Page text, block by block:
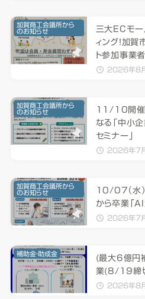
三大ECモー
ィング！加賀
ト参加事業
2026年8
加賀商工会議所から
のお知らせ
11/10開催
なる「中小
セミナー」
2026年7
加賀商工会議所から
のお知らせ
10/07（水
から卒業「
2026年7
加賀商工会議所から
のお知らせ
(最大6億円
業(8/19締
2026年8
補助金・助成金